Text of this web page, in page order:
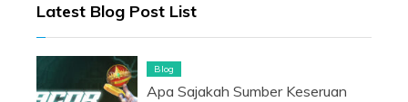
Latest Blog Post List
Blog
Apa Sajakah Sumber Keseruan